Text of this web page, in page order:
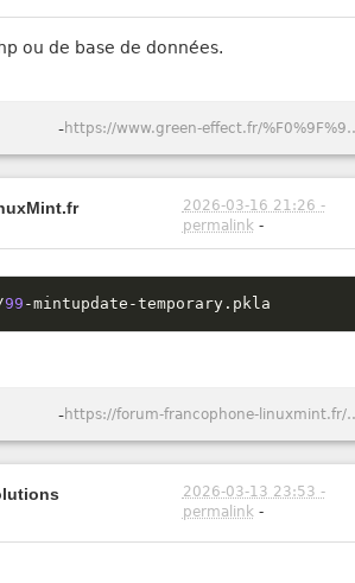
ou de base de données.
- https://www.green-effect.fr/%F0%9F%90%B3-lampbox-
2026-03-16 21:26 -
permalink -
99 -mintupdate -temporary . pkla
- https://forum-
2026-03-13 23:53 -
permalink -